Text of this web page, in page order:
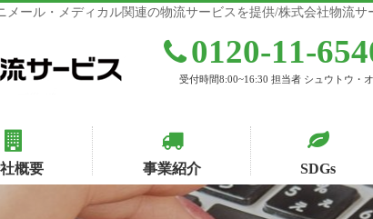
ール・メディカル関連の物流サービスを提供/株式会社物流サ
概要 事業紹介 SDGs
0120-11-
受付時間8:00~16:30 担当者 シュウトウ・